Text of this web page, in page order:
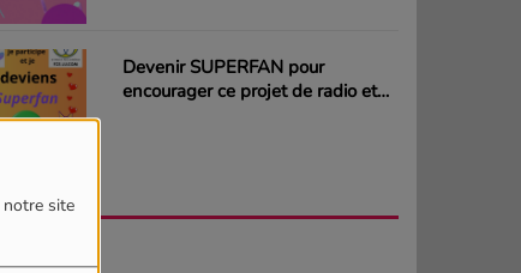
site
Devenir SUPERFAN pour
encourager ce projet de radio et